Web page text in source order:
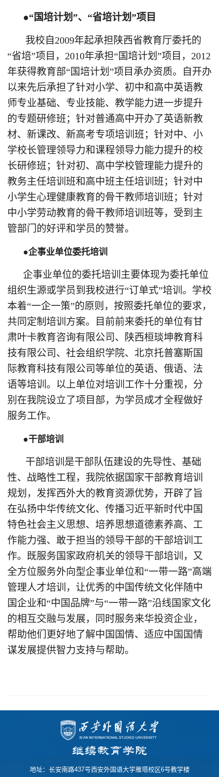
●“国培计划”、“省培计划”项目
我校自2009年起承担陕西省教育厅委托的
“省培”项目，2010年承担“国培计划”项目，2012
年获得教育部“国培计划”项目承办资质。自开办
以来先后承担了针对小学、初中和高中英语教
师专业基础、专业技能、教学能力进一步提升
的专题研修班；针对普通高中开办了英语新教
材、新课改、新高考专项培训班；针对中、小
学校长管理领导力和课程领导力能力提升的校
长研修班；针对初、高中学校管理能力提升的
教务主任培训班和高中班主任培训班；针对中
小学生心理健康教育的骨干教师培训班；针对
中小学劳动教育的骨干教师培训班等，受到主
管部门的好评和学员的赞誉。
●企事业单位委托培训
企事业单位的委托培训主要体现为委托单位
组织生源或学员到我校进行“订单式”培训。学校
本着“一企一策”的原则，按照委托单位的要求，
共同定制培训方案。目前前来委托的单位有甘
肃叶卡教育咨询有限公司、陕西桓琰坤教育科
技有限公司、社会组织学院、北京托普塞斯国
际教育科技有限公司等单位的英语、俄语、法
语等培训。以上单位对培训工作十分重视，分
别在我院设立了项目部，为学员成才全程做好
服务工作。
●干部培训
干部培训是干部队伍建设的先导性、基础
性、战略性工程，我院依据国家干部教育培训
规划，发挥西外大的教育资源优势，开辟了旨
在弘扬中华传统文化、传播习近平新时代中国
特色社会主义思想、培养思想道德素养高、工
作能力强、敢于担当的领导干部的干部培训工
作。既服务国家政府机关的领导干部培训，又
全方位服务外向型企事业单位和“一带一路”高端
管理人才培训，让优秀的中国传统文化伴随中
国企业和“中国品牌”与“一带一路”沿线国家文化
的相互交融与发展，同时服务来华投资企业，
帮助他们更好地了解中国国情、适应中国国情
谋发展提供智力支持与帮助。
地址：长安南路437号西安外国语大学雁塔校区6号教学楼